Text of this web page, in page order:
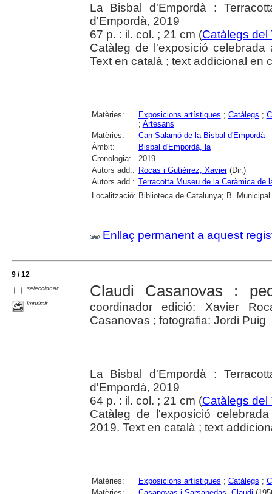
La Bisbal d'Empordà :
d'Empordà, 2019
67 p. : il. col. ; 21 cm (Catàlegs del
Catàleg de l'exposició
Text en català ; text addicional en
Matèries: Exposicions artístiques ; Catàlegs ;
; Artesans
Matèries:
Can Salamó de la Bisbal d'Empordà
Àmbit:
Bisbal d'Empordà, la
Cronologia:
2019
Autors add.: Rocas i Gutiérrez, Xavier(Dir.)
Autors add.: Terracotta Museu de la Ceràmica de
Localització: Biblioteca de Catalunya; B.
Enllaç permanent a aquest
9 / 12
seleccionar
imprimir
Claudi Casanovas :
coordinador edició: Xavier
Casanovas ; fotografia: Jordi Puig
La Bisbal d'Empordà :
d'Empordà, 2019
64 p. : il. col. ; 21 cm (Catàlegs del
Catàleg de l'exposició
2019. Text en català ; text
Matèries: Exposicions artístiques ; Catàlegs ;